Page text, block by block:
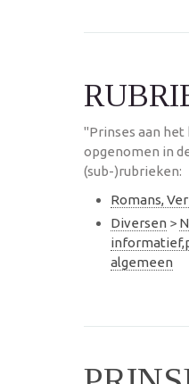
"Prinses aan
opgenomen in
(sub-)rubrieken:
Romans,
Diversen >
algemeen